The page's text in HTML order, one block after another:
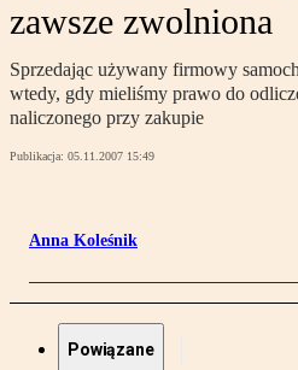
zawsze zwolniona
Sprzedając używany firmowy
wtedy, gdy mieliśmy prawo do
naliczonego przy zakupie
Publikacja: 05.11.2007 15:49
Anna Koleśnik
Powiązane